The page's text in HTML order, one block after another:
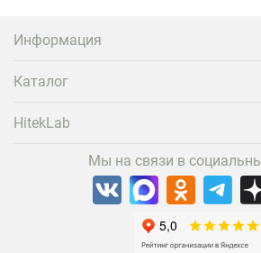
Информация
Каталог
HitekLab
Мы на связи в